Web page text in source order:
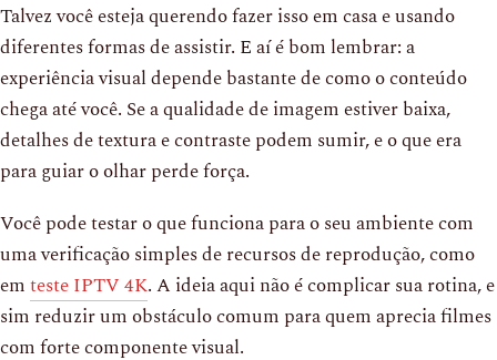
Talvez você esteja querendo fazer isso em casa e usando
diferentes formas de assistir. E aí é bom lembrar: a
experiência visual depende bastante de como o conteúdo
chega até você. Se a qualidade de imagem estiver baixa,
detalhes de textura e contraste podem sumir, e o que era
para guiar o olhar perde força.
Você pode testar o que funciona para o seu ambiente com
uma verificação simples de recursos de reprodução, como
emteste IPTV 4K. A ideia aqui não é complicar sua rotina, e
sim reduzir um obstáculo comum para quem aprecia filmes
com forte componente visual.